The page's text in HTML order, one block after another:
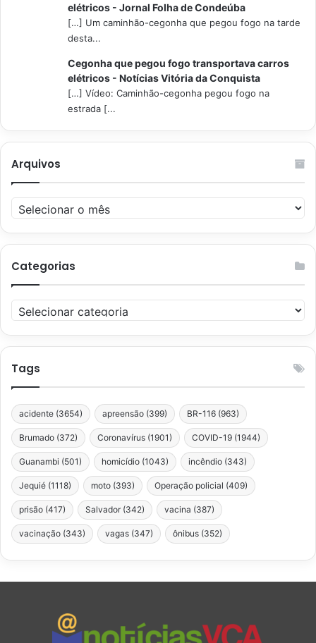
elétricos - Jornal Folha de Condeúba
[…] Um caminhão-cegonha que pegou fogo na tarde
desta...
Cegonha que pegou fogo transportava carros
elétricos - Notícias Vitória da Conquista
[…] Vídeo: Caminhão-cegonha pegou fogo na
estrada [...
Arquivos
Arquivos
Categorias
Categorias
Tags
acidente (3654) apreensão (399) BR-116 (963)
Brumado (372) Coronavírus (1901) COVID-19 (1944)
Guanambi (501) homicídio (1043) incêndio (343)
Jequié (1118) moto (393) Operação policial (409)
prisão (417) Salvador (342) vacina (387)
vacinação (343) vagas (347) ônibus (352)